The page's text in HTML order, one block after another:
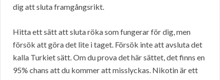
dig att sluta framgångsrikt.
Hitta ett sätt att sluta röka som fungerar för dig, men
försök att göra det lite i taget. Försök inte att avsluta det
kalla Turkiet sätt. Om du prova det här sättet, det finns en
95% chans att du kommer att misslyckas. Nikotin är ett